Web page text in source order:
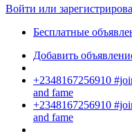
Войти или
Бесплатные
Добавить
+2348167256910
and fame
+2348167256910
and fame